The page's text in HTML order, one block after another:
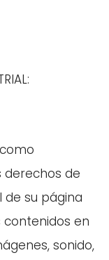
derechos de
su página
en
sonido,